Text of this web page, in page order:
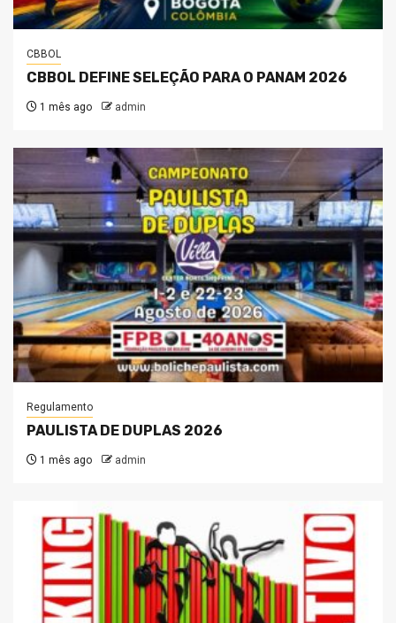
CBBOL
CBBOL DEFINE SELEÇÃO PARA O PANAM 2026
1 mês ago admin
Regulamento
PAULISTA DE DUPLAS 2026
1 mês ago admin